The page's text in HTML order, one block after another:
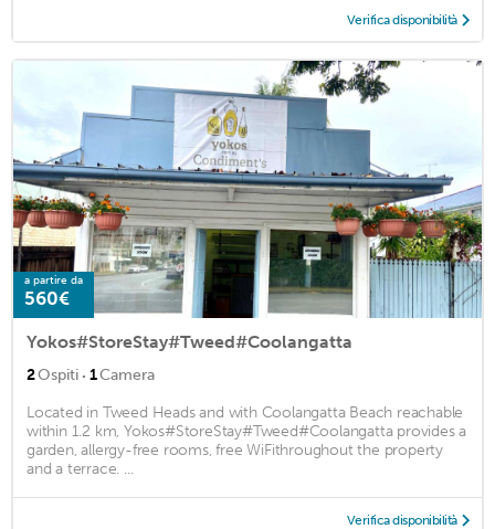
Verifica disponibilità
a partire da
560€
Yokos#StoreStay#Tweed#Coolangatta
2Ospiti · 1Camera
Located in Tweed Heads and with Coolangatta Beach reachable
within 1.2 km, Yokos#StoreStay#Tweed#Coolangatta provides a
garden, allergy-free rooms, free WiFithroughout the property
and a terrace. ...
Verifica disponibilità